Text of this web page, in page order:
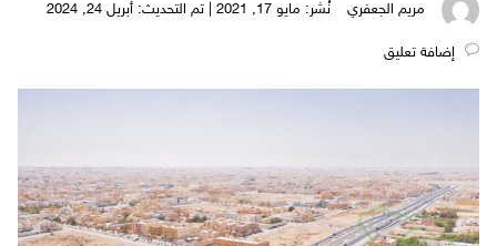
مريم الجعفري نُشر: مايو 17, 2021 | تم التحديث: أبريل 24, 2024